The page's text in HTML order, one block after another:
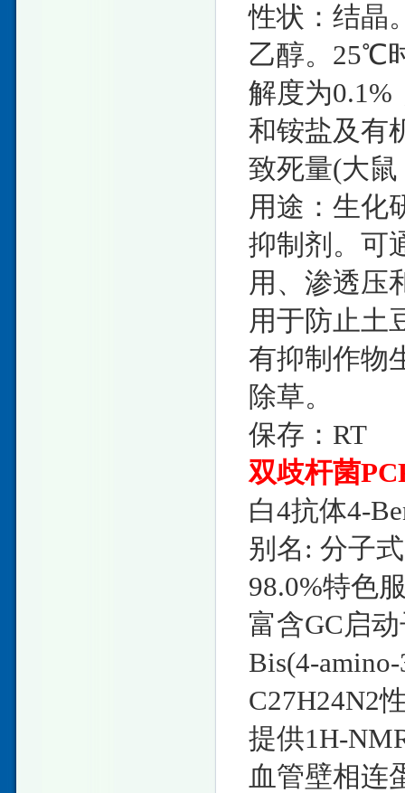
性状：结晶
乙醇。25℃
解度为0.1%
和铵盐及有
致死量(大鼠
用途：生化
抑制剂。可
用、渗透压
用于防止土
有抑制作物
除草。
保存：RT
双歧杆菌
白4抗体4-
别名: 分子
98.0%特色
富含GC启
Bis(4-
C27H24N2
提供1H-
血管壁相连